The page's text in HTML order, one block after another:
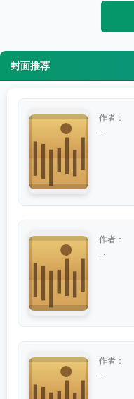
封面推荐
作者：
作者：
作者：